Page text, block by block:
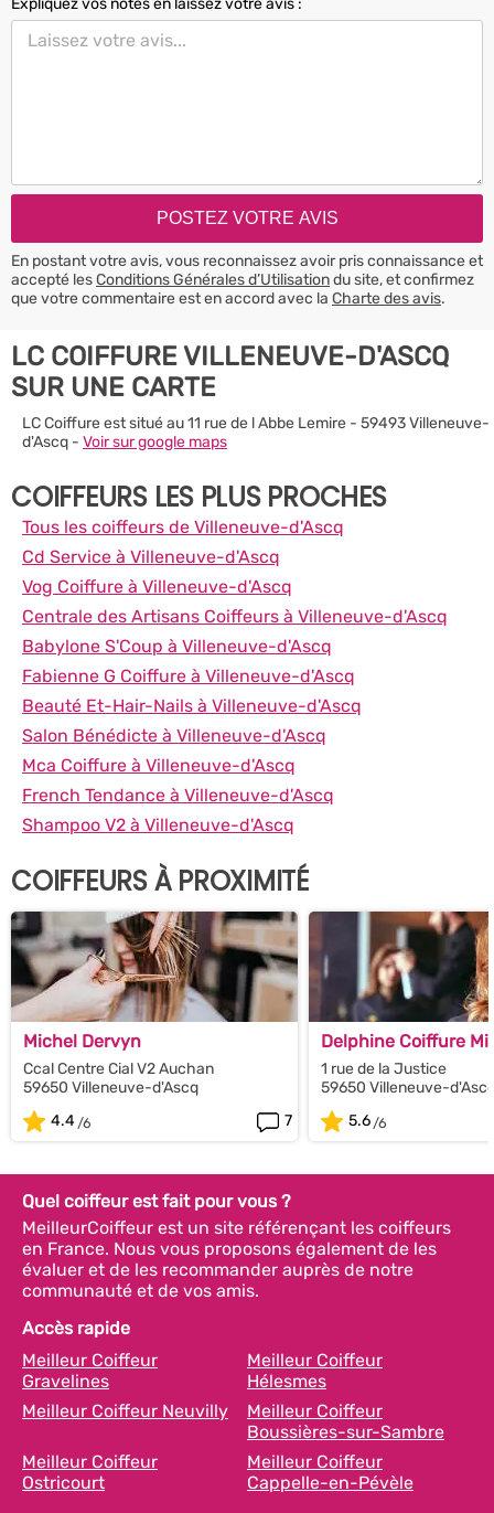
Expliquez vos notes en laissez votre avis :
En postant votre avis, vous reconnaissez avoir pris connaissance et
accepté lesConditions Générales d’Utilisationdu site, et confirmez
que votre commentaire est en accord avec la Charte des avis.
LC COIFFURE VILLENEUVE-D'ASCQ
SUR UNE CARTE
LC Coiffure est situé au 11 rue de l Abbe Lemire - 59493 Villeneuve-
d'Ascq - Voir sur google maps
COIFFEURS LES PLUS PROCHES
Tous les coiffeurs de Villeneuve-d'Ascq
Cd Service à Villeneuve-d'Ascq
Vog Coiffure à Villeneuve-d'Ascq
Centrale des Artisans Coiffeurs à Villeneuve-d'Ascq
Babylone S'Coup à Villeneuve-d'Ascq
Fabienne G Coiffure à Villeneuve-d'Ascq
Beauté Et-Hair-Nails à Villeneuve-d'Ascq
Salon Bénédicte à Villeneuve-d'Ascq
Mca Coiffure à Villeneuve-d'Ascq
French Tendance à Villeneuve-d'Ascq
Shampoo V2 à Villeneuve-d'Ascq
COIFFEURS À PROXIMITÉ
Michel Dervyn
Ccal Centre Cial V2 Auchan
59650 Villeneuve-d'Ascq
4.4
7
Delphine Coiffure
1 rue de la Justice
59650 Villeneuve-
5.6
Quel coiffeur est fait pour vous ?
MeilleurCoiffeur est un site référençant les coiffeurs
en France. Nous vous proposons également de les
évaluer et de les recommander auprès de notre
communauté et de vos amis.
Accès rapide
Meilleur Coiffeur
Gravelines
Meilleur Coiffeur
Hélesmes
Meilleur Coiffeur Neuvilly
Meilleur Coiffeur
Boussières-sur-Sambre
Meilleur Coiffeur
Ostricourt
Meilleur Coiffeur
Cappelle-en-Pévèle